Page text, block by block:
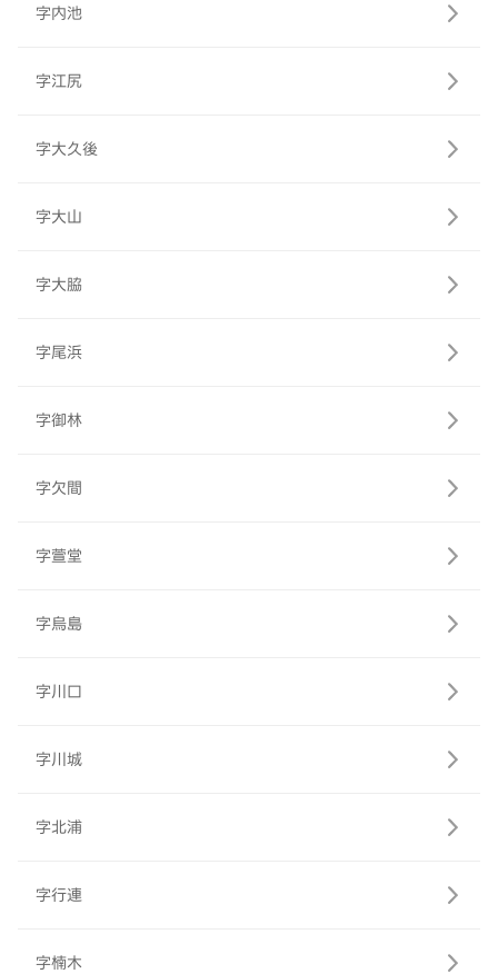
字内池
字江尻
字大久後
字大山
字大脇
字尾浜
字御林
字欠間
字萱堂
字烏島
字川口
字川城
字北浦
字行連
字楠木